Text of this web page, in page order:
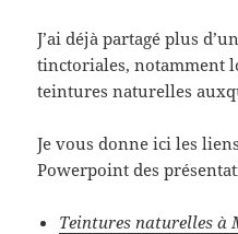
J’ai déjà partagé plus
tinctoriales, notamment
teintures naturelles
Je vous donne ici les
Powerpoint des
Teintures naturelles à